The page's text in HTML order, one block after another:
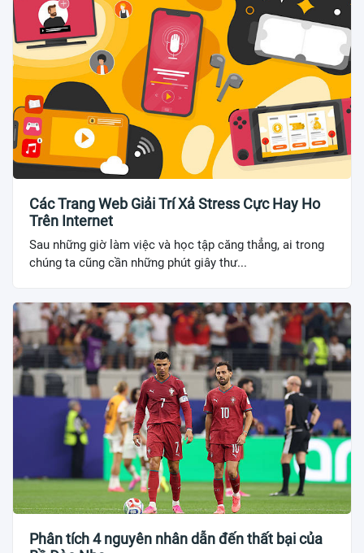
Các Trang Web Giải Trí Xả Stress Cực Hay Ho
Trên Internet
Sau những giờ làm việc và học tập căng thẳng, ai trong
chúng ta cũng cần những phút giây thư...
Phân tích 4 nguyên nhân dẫn đến thất bại của